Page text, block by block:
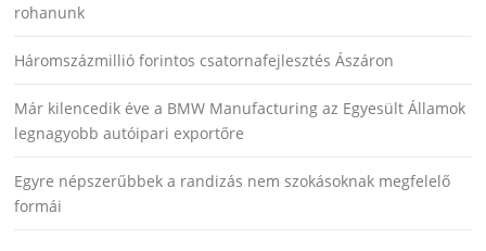
rohanunk
Háromszázmillió forintos csatornafejlesztés Ászáron
Már kilencedik éve a BMW Manufacturing az Egyesült Államok
legnagyobb autóipari exportőre
Egyre népszerűbbek a randizás nem szokásoknak megfelelő
formái